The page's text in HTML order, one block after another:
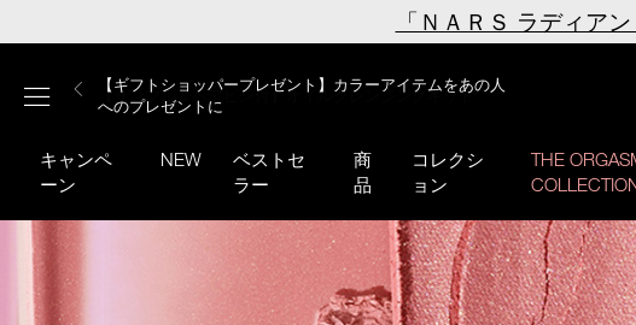
content
「ＮＡＲＳ ラディア
メニュー
【ミニパフプレゼント】新リキッドブラッシュご購入でプ
レゼント
【はじめての購入はこちらから】新リキッドブラッシュス
ターターキット
【サンプル＆ヘアピン付】オイルクレンジングキット
【ギフトショッパープレゼント】カラーアイテムをあの人
へのプレゼントに
【ポーチ＆ブラッシュプレゼント】ORGASM CAMPAIGN
キャンペ
ーン
NEW
ベストセ
ラー
商
品
コレクシ
ョン
THE